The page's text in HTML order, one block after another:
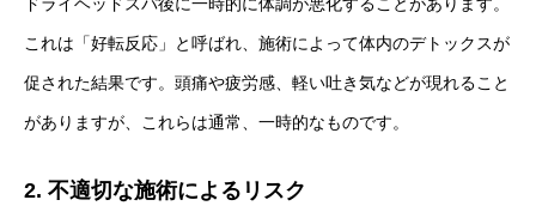
これは「好転反応」と呼ばれ、施術によって体内のデトックスが
促された結果です。頭痛や疲労感、軽い吐き気などが現れること
がありますが、これらは通常、一時的なものです。
2. 不適切な施術によるリスク